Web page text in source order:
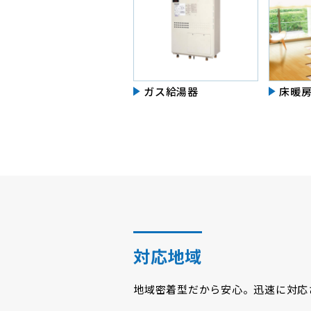
ガス給湯器 床暖
対応地域
地域密着型だから安心。迅速に対